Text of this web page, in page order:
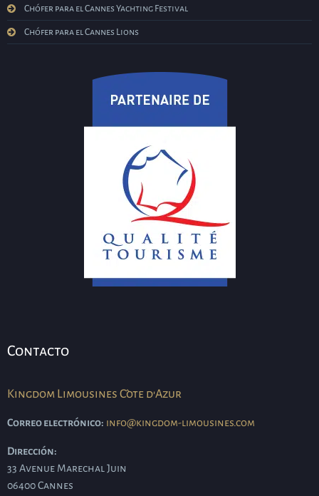
Chófer para el Cannes Yachting Festival
Chófer para el Cannes Lions
Contacto
Kingdom Limousines Côte d'Azur
Correo electrónico: info@kingdom-limousines.com
Dirección:
33 Avenue Marechal Juin
06400Cannes